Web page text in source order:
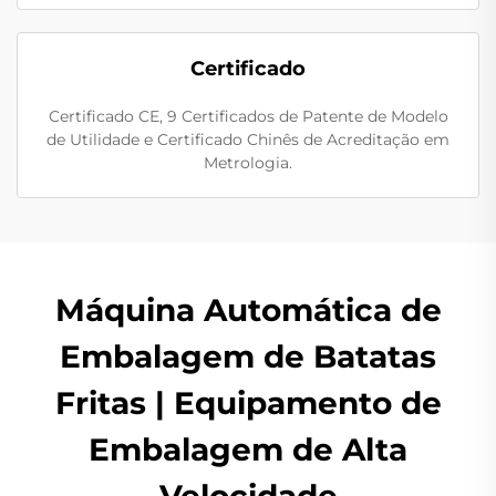
Certificado
Certificado CE, 9 Certificados de Patente de Modelo
de Utilidade e Certificado Chinês de Acreditação em
Metrologia.
Máquina Automática de
Embalagem de Batatas
Fritas | Equipamento de
Embalagem de Alta